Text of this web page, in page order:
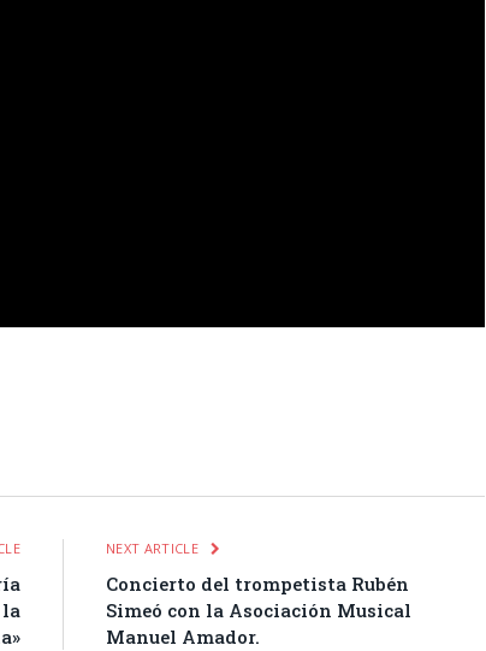
la
NEXT ARTICLE
Concierto del trompetista Rubén
Simeó con la Asociación Musical
Manuel Amador.